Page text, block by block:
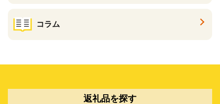
コラム
返礼品を探す